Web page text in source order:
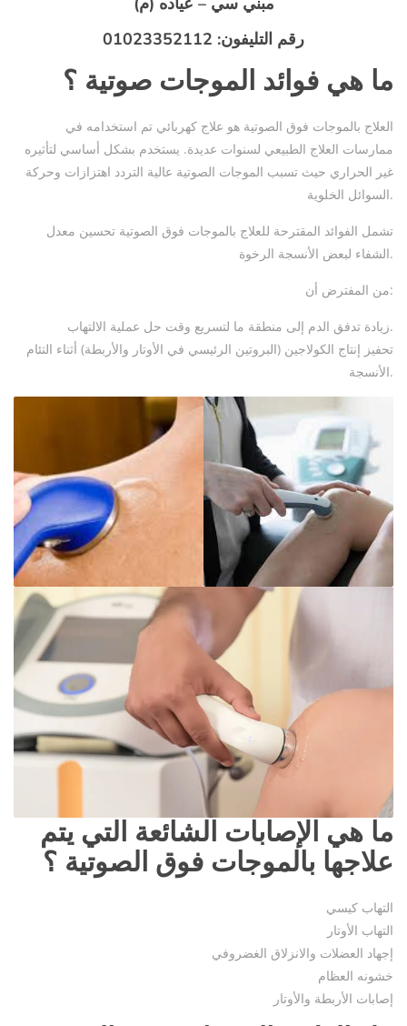
رقم التليفون: 01023352112
ما هي فوائد الموجات صوتية ؟
العلاج بالموجات فوق الصوتية هو علاج كهربائي تم استخدامه في
ممارسات العلاج الطبيعي لسنوات عديدة. يستخدم بشكل أساسي لتأثيره
غير الحراري حيث تسبب الموجات الصوتية عالية التردد اهتزازات وحركة
السوائل الخلوية.
تشمل الفوائد المقترحة للعلاج بالموجات فوق الصوتية تحسين معدل
الشفاء لبعض الأنسجة الرخوة.
من المفترض أن:
زيادة تدفق الدم إلى منطقة ما لتسريع وقت حل عملية الالتهاب.
تحفيز إنتاج الكولاجين (البروتين الرئيسي في الأوتار والأربطة) أثناء التئام
الأنسجة.
ما هي الإصابات الشائعة التي يتم
علاجها بالموجات فوق الصوتية ؟
التهاب كيسي
التهاب الأوتار
إجهاد العضلات والانزلاق الغضروفي
خشونه العظام
إصابات الأربطة والأوتار